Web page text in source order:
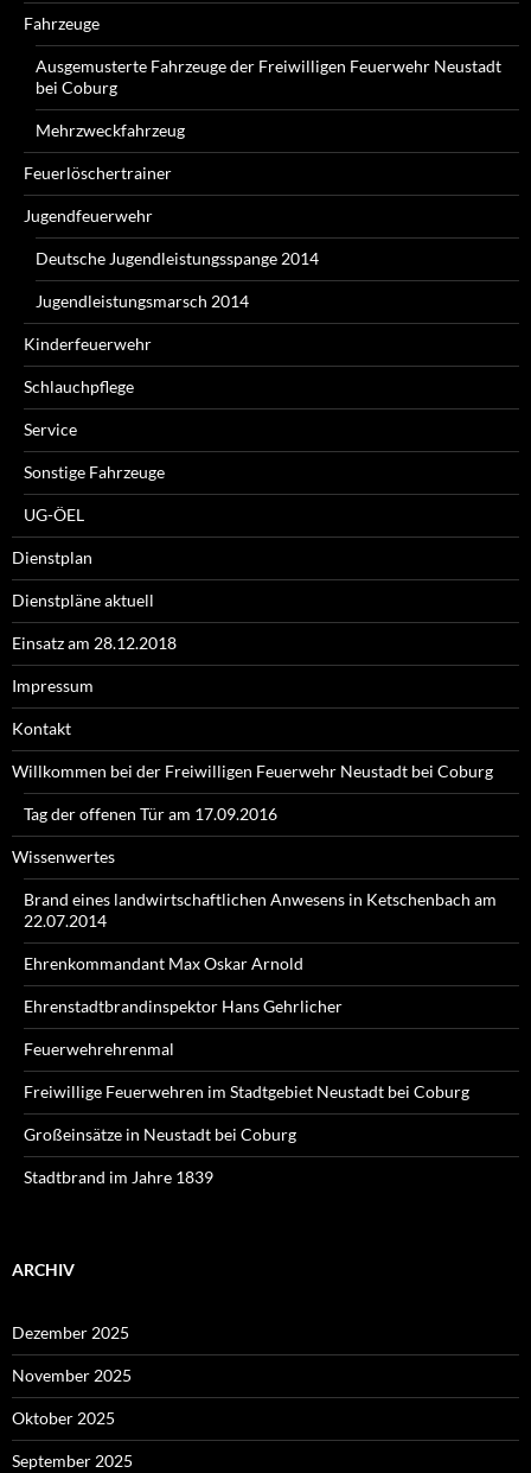
Fahrzeuge
Ausgemusterte Fahrzeuge der Freiwilligen Feuerwehr Neustadt
bei Coburg
Mehrzweckfahrzeug
Feuerlöschertrainer
Jugendfeuerwehr
Deutsche Jugendleistungsspange 2014
Jugendleistungsmarsch 2014
Kinderfeuerwehr
Schlauchpflege
Service
Sonstige Fahrzeuge
UG-ÖEL
Dienstplan
Dienstpläne aktuell
Einsatz am 28.12.2018
Impressum
Kontakt
Willkommen bei der Freiwilligen Feuerwehr Neustadt bei Coburg
Tag der offenen Tür am 17.09.2016
Wissenwertes
Brand eines landwirtschaftlichen Anwesens in Ketschenbach am
22.07.2014
Ehrenkommandant Max Oskar Arnold
Ehrenstadtbrandinspektor Hans Gehrlicher
Feuerwehrehrenmal
Freiwillige Feuerwehren im Stadtgebiet Neustadt bei Coburg
Großeinsätze in Neustadt bei Coburg
Stadtbrand im Jahre 1839
ARCHIV
Dezember 2025
November 2025
Oktober 2025
September 2025